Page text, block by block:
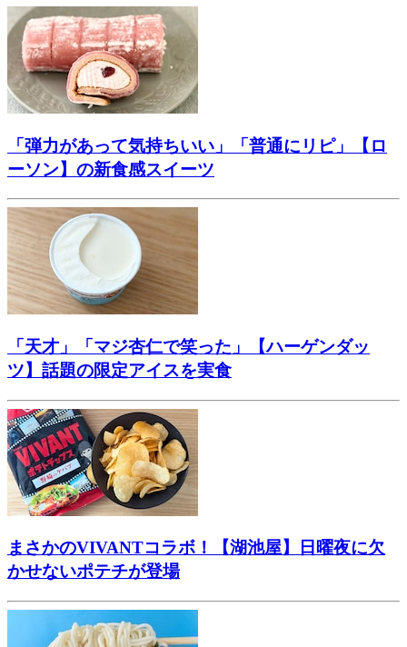
「弾力があって気持ちいい」「普通にリピ」【ロ
ーソン】の新食感スイーツ
「天才」「マジ杏仁で笑った」【ハーゲンダッ
ツ】話題の限定アイスを実食
まさかのVIVANTコラボ！【湖池屋】日曜夜に欠
かせないポテチが登場